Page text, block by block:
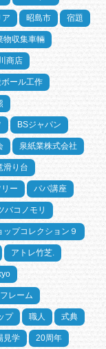
ア 昭島市 宿題
物収集車輛
商店
ール工作
BSジャパン
泉紙業株式会社
滑り台
ー パパ講座
バコノモリ
ップコレクション９
アトレ竹芝.
レーム
プ 職人 式典
見学 20周年